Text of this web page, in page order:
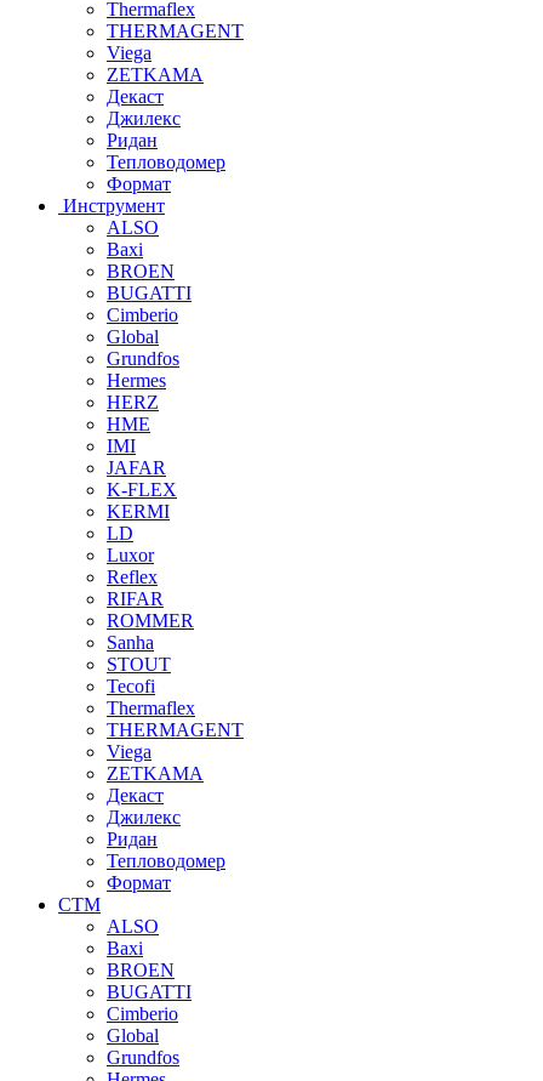
Thermaflex
THERMAGENT
Viega
ZETKAMA
Декаст
Джилекс
Ридан
Тепловодомер
Формат
Инструмент
ALSO
Baxi
BROEN
BUGATTI
Cimberio
Global
Grundfos
Hermes
HERZ
HME
IMI
JAFAR
K-FLEX
KERMI
LD
Luxor
Reflex
RIFAR
ROMMER
Sanha
STOUT
Tecofi
Thermaflex
THERMAGENT
Viega
ZETKAMA
Декаст
Джилекс
Ридан
Тепловодомер
Формат
СТМ
ALSO
Baxi
BROEN
BUGATTI
Cimberio
Global
Grundfos